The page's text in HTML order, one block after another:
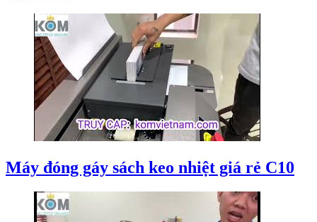
Máy đóng gáy sách keo nhiệt giá rẻ C10